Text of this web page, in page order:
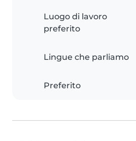
Luogo di lavoro
preferito
Lingue che parliamo
Preferito